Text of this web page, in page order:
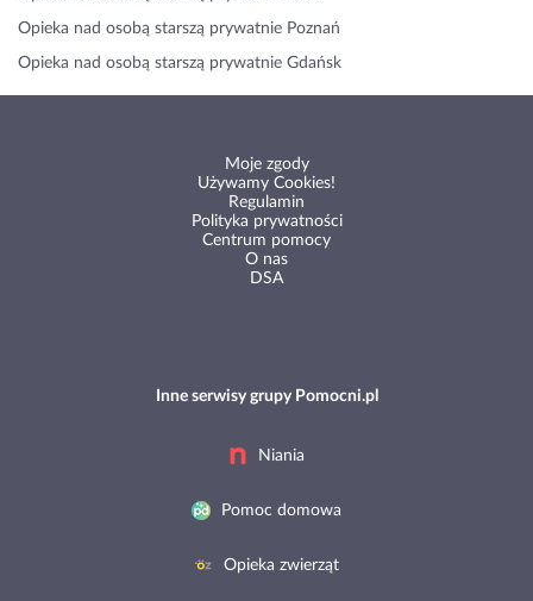
Opieka nad osobą starszą prywatnie Poznań
Opieka nad osobą starszą prywatnie Gdańsk
Moje zgody
Używamy Cookies!
Regulamin
Polityka prywatności
Centrum pomocy
O nas
DSA
Inne serwisy grupy Pomocni.pl
Niania
Pomoc domowa
Opieka zwierząt